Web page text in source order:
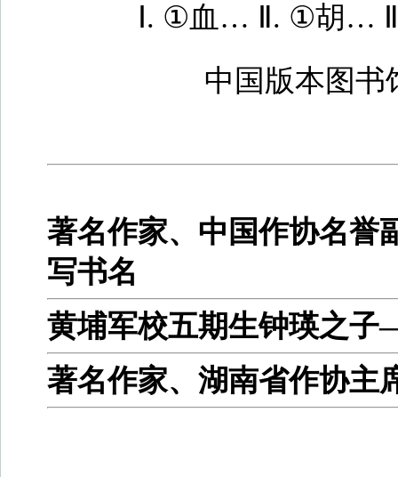
Ⅰ. ①血… Ⅱ. ①胡… Ⅲ.
中国版本图书馆
著名作家、中国作协名誉
写书名
黄埔军校五期生钟瑛之
著名作家、湖南省作协主